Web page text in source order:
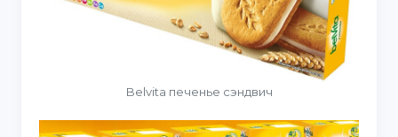
Belvita печенье сэндвич